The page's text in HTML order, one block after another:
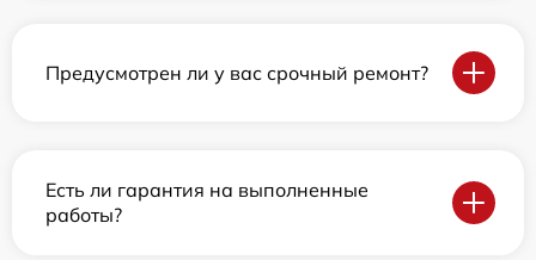
Предусмотрен ли у вас срочный ремонт?
Есть ли гарантия на выполненные
работы?